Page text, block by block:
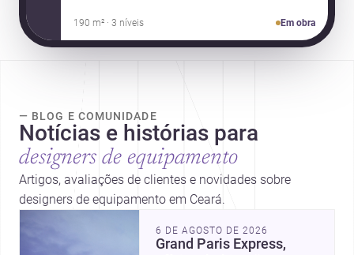
190 m² · 3 níveis Em obra
— BLOG E COMUNIDADE
Notícias e histórias para
designers de equipamento
Artigos, avaliações de clientes e novidades sobre
designers de equipamento em Ceará.
6 DE AGOSTO DE 2026
Grand Paris Express,